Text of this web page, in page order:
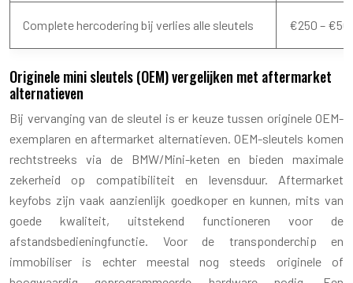
Complete hercodering bij verlies alle sleutels €250 –
Originele mini sleutels (OEM) vergelijken met aftermarket
alternatieven
Bij vervanging van de sleutel is er keuze tussen originele OEM-
exemplaren en aftermarket alternatieven. OEM-sleutels komen
rechtstreeks via de BMW/Mini-keten en bieden maximale
zekerheid op compatibiliteit en levensduur. Aftermarket
keyfobs zijn vaak aanzienlijk goedkoper en kunnen, mits van
goede kwaliteit, uitstekend functioneren voor de
afstandsbedieningfunctie. Voor de transponderchip en
immobiliser is echter meestal nog steeds originele of